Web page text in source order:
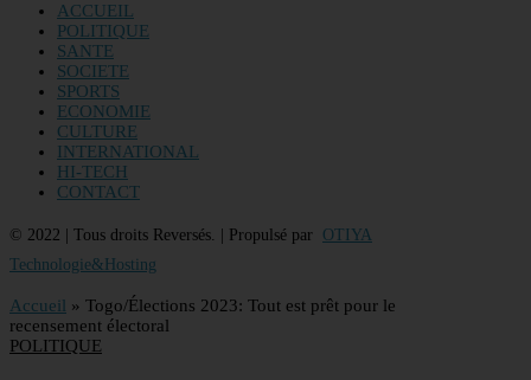
ACCUEIL
POLITIQUE
SANTE
SOCIETE
SPORTS
ECONOMIE
CULTURE
INTERNATIONAL
HI-TECH
CONTACT
© 2022 | Tous droits Reversés. | Propulsé par OTIYA
Technologie&Hosting
Accueil » Togo/Élections 2023: Tout est prêt pour le
recensement électoral
POLITIQUE